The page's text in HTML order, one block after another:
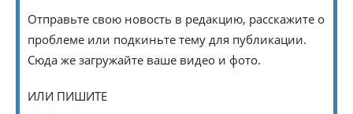
Отправьте свою новость в редакцию, расскажите о
проблеме или подкиньте тему для публикации.
Сюда же загружайте ваше видео и фото.
ИЛИ ПИШИТЕ